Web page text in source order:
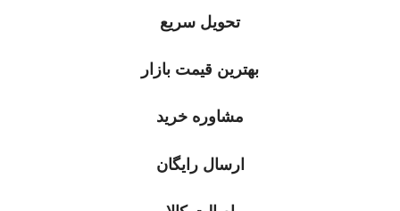
تحویل سریع
بهترین قیمت بازار
مشاوره خرید
ارسال رایگان